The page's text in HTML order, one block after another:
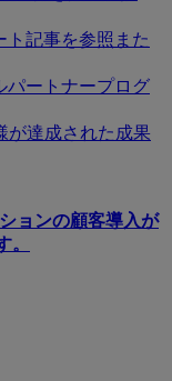
ト記事を参照また
パートナープログ
が達成された成果
ョンの顧客導入が
。